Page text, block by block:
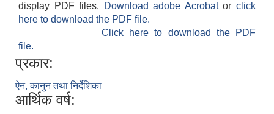
display PDF files.
Download adobe Acrobatorclick
here to download the PDF file.
Click here to download the PDF
file.
प्रकार:
ऐन, कानुन तथा निर्देशिका
आर्थिक वर्ष: